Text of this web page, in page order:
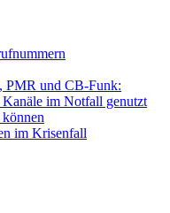
PMR und CB-Funk:
Kanäle im Notfall genutzt
im Krisenfall